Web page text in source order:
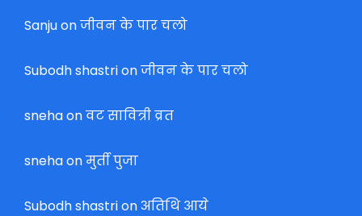
Sanjuonजीवन के पार चलो
Subodh shastrionजीवन के पार चलो
snehaonवट सावित्री व्रत
snehaonमुर्ती पुजा
Subodh shastrionअतिथि आये